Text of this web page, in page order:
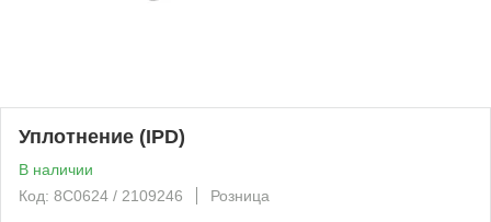
Уплотнение (IPD)
В наличии
Код: 8C0624 / 2109246
Розница